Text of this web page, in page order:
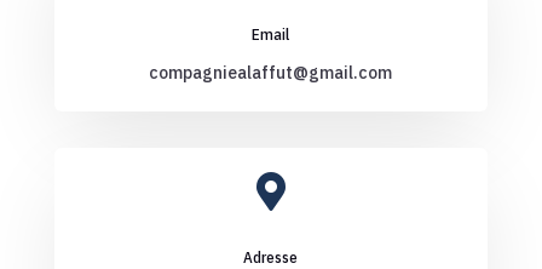
Email
compagniealaffut@gmail.com

Adresse